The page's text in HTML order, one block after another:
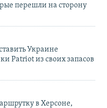
перешли на сторону
Украине
Patriot из своих запасов
в Херсоне,